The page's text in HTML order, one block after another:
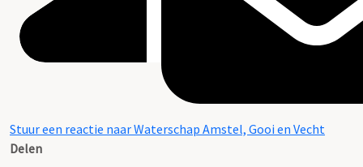
Stuur een reactie naar Waterschap Amstel, Gooi en Vecht
Delen